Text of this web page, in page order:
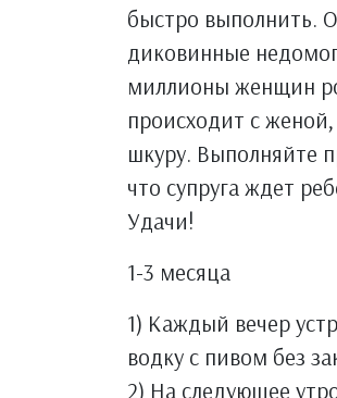
быстро выполнить.
диковинные
миллионы женщин
происходит с
шкуру. Выполняйте
что супруга ждет
Удачи!
1-3 месяцa
1) Каждый вечер
водку с пивом без
2) На следующее